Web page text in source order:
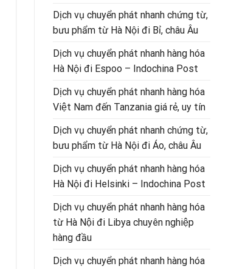
Dịch vụ chuyển phát nhanh chứng từ,
bưu phẩm từ Hà Nội đi Bỉ, châu Âu
Dịch vụ chuyển phát nhanh hàng hóa
Hà Nội đi Espoo – Indochina Post
Dịch vụ chuyển phát nhanh hàng hóa
Việt Nam đến Tanzania giá rẻ, uy tín
Dịch vụ chuyển phát nhanh chứng từ,
bưu phẩm từ Hà Nội đi Áo, châu Âu
Dịch vụ chuyển phát nhanh hàng hóa
Hà Nội đi Helsinki – Indochina Post
Dịch vụ chuyển phát nhanh hàng hóa
từ Hà Nội đi Libya chuyên nghiệp
hàng đầu
Dịch vụ chuyển phát nhanh hàng hóa